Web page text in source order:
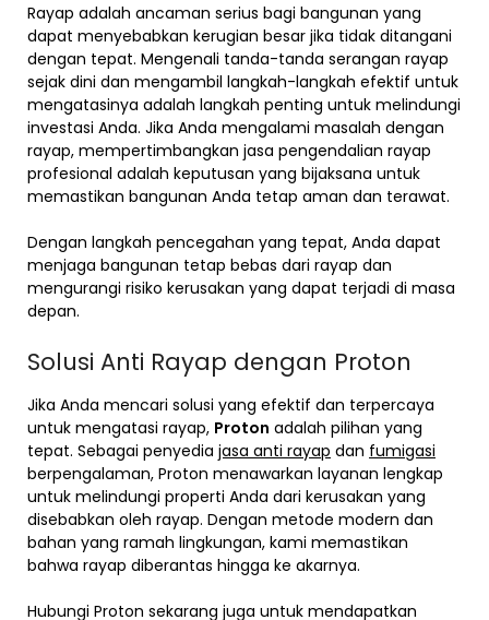
Rayap adalah ancaman serius bagi bangunan yang
dapat menyebabkan kerugian besar jika tidak ditangani
dengan tepat. Mengenali tanda-tanda serangan rayap
sejak dini dan mengambil langkah-langkah efektif untuk
mengatasinya adalah langkah penting untuk melindungi
investasi Anda. Jika Anda mengalami masalah dengan
rayap, mempertimbangkan jasa pengendalian rayap
profesional adalah keputusan yang bijaksana untuk
memastikan bangunan Anda tetap aman dan terawat.
Dengan langkah pencegahan yang tepat, Anda dapat
menjaga bangunan tetap bebas dari rayap dan
mengurangi risiko kerusakan yang dapat terjadi di masa
depan.
Solusi Anti Rayap dengan Proton
Jika Anda mencari solusi yang efektif dan terpercaya
untuk mengatasi rayap, Proton adalah pilihan yang
tepat. Sebagai penyedia jasa anti rayap dan fumigasi
berpengalaman, Proton menawarkan layanan lengkap
untuk melindungi properti Anda dari kerusakan yang
disebabkan oleh rayap. Dengan metode modern dan
bahan yang ramah lingkungan, kami memastikan
bahwa rayap diberantas hingga ke akarnya.
Hubungi Proton sekarang juga untuk mendapatkan